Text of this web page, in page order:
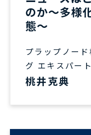
のか〜多様
態〜
プラップノー
グ エキスパート
桃井克典